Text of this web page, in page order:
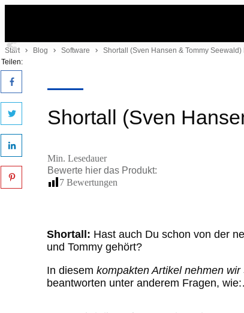
Start Blog Software
Shortall (Sven Hansen & Tommy
Teilen:
Shortall (Sven
Min. Lesedauer
Bewerte hier das Produkt:
7 Bewertungen
Shortall: Hast auch Du schon von der
und Tommy gehört?
In diesem kompakten Artikel nehmen wir
beantworten unter anderem Fragen,